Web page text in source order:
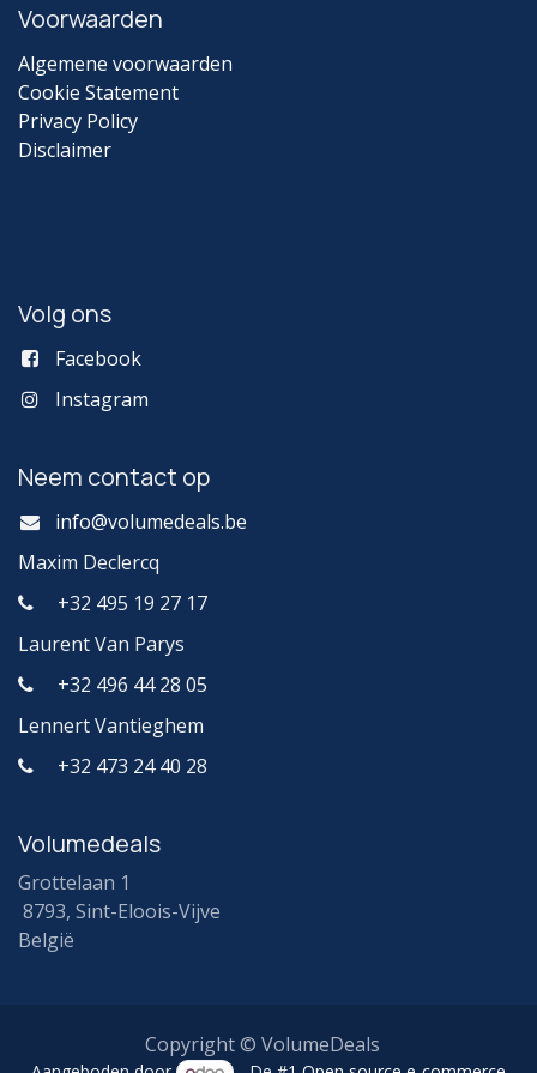
Voorwaarden
Algemene voorwaarden
Cookie Statement
Privacy Policy
Disclaimer
Volg ons
Facebook
Instagram
Neem contact op
info@volumedeals.be
Maxim Declercq
+32 495 19 27 17
Laurent Van Parys
+32 496 44 28 05
Lennert Vantieghem
+32 473 24 40 28
Volumedeals
Grottelaan 1
8793, Sint-Eloois-Vijve
België
Copyright © VolumeDeals